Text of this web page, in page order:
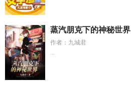
蒸汽朋克下的神秘世界
作者：九城君
...